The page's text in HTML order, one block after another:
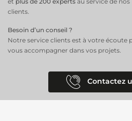
clients.
Besoin d’un conseil ?
Notre service clients est à votre écoute
vous accompagner dans vos projets.
Contactez